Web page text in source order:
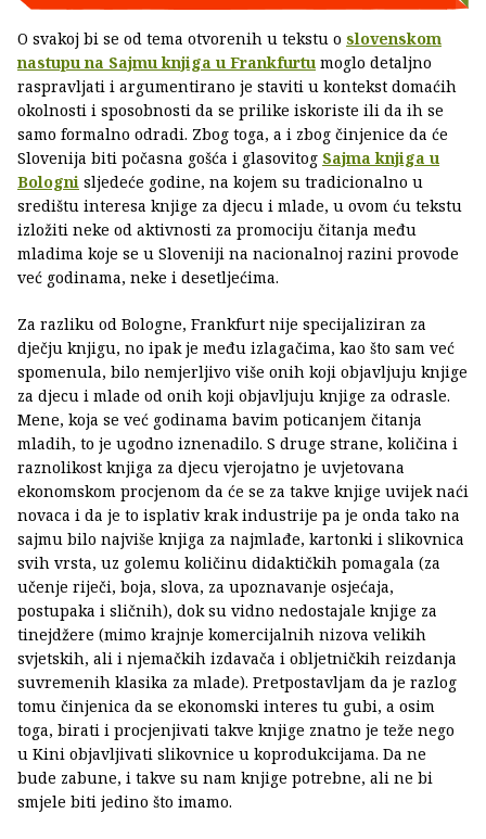
O svakoj bi se od tema otvorenih u tekstu o slovenskom
nastupu na Sajmu knjiga u Frankfurtu moglo detaljno
raspravljati i argumentirano je staviti u kontekst domaćih
okolnosti i sposobnosti da se prilike iskoriste ili da ih se
samo formalno odradi. Zbog toga, a i zbog činjenice da će
Slovenija biti počasna gošća i glasovitog Sajma knjiga u
Bologni sljedeće godine, na kojem su tradicionalno u
središtu interesa knjige za djecu i mlade, u ovom ću tekstu
izložiti neke od aktivnosti za promociju čitanja među
mladima koje se u Sloveniji na nacionalnoj razini provode
već godinama, neke i desetljećima.
Za razliku od Bologne, Frankfurt nije specijaliziran za
dječju knjigu, no ipak je među izlagačima, kao što sam već
spomenula, bilo nemjerljivo više onih koji objavljuju knjige
za djecu i mlade od onih koji objavljuju knjige za odrasle.
Mene, koja se već godinama bavim poticanjem čitanja
mladih, to je ugodno iznenadilo. S druge strane, količina i
raznolikost knjiga za djecu vjerojatno je uvjetovana
ekonomskom procjenom da će se za takve knjige uvijek naći
novaca i da je to isplativ krak industrije pa je onda tako na
sajmu bilo najviše knjiga za najmlađe, kartonki i slikovnica
svih vrsta, uz golemu količinu didaktičkih pomagala (za
učenje riječi, boja, slova, za upoznavanje osjećaja,
postupaka i sličnih), dok su vidno nedostajale knjige za
tinejdžere (mimo krajnje komercijalnih nizova velikih
svjetskih, ali i njemačkih izdavača i obljetničkih reizdanja
suvremenih klasika za mlade). Pretpostavljam da je razlog
tomu činjenica da se ekonomski interes tu gubi, a osim
toga, birati i procjenjivati takve knjige znatno je teže nego
u Kini objavljivati slikovnice u koprodukcijama. Da ne
bude zabune, i takve su nam knjige potrebne, ali ne bi
smjele biti jedino što imamo.